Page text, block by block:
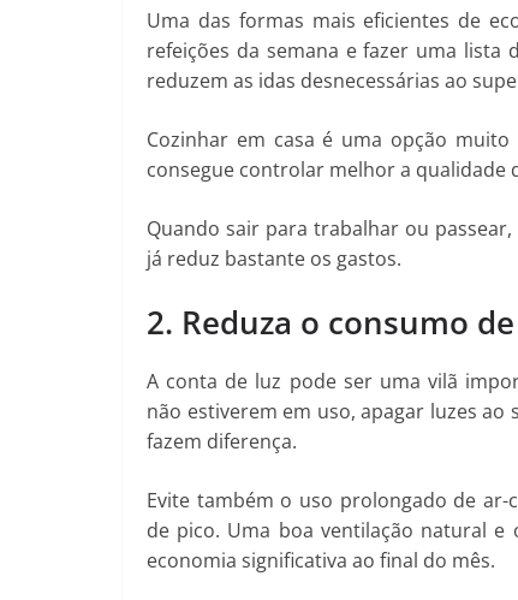
Uma das formas mais eficientes de
refeições da semana e fazer uma lista
reduzem as idas desnecessárias ao
Cozinhar em casa é uma opção
consegue controlar melhor a qualidade
Quando sair para trabalhar ou
já reduz bastante os gastos.
2. Reduza o consumo
A conta de luz pode ser uma vilã
não estiverem em uso, apagar luzes
fazem diferença.
Evite também o uso prolongado de
de pico. Uma boa ventilação natural
economia significativa ao final do mês.